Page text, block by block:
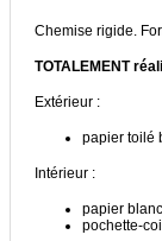
Chemise rigide.
TOTALEMENT
Extérieur :
papier toilé
Intérieur :
papier
pochette-